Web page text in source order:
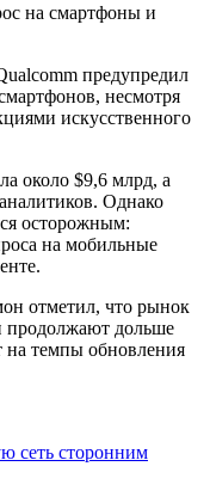
предупредил
несмотря
искусственного
около $9,6 млрд, а
Однако
осторожным:
на мобильные
отметил, что рынок
продолжают дольше
на темпы обновления
сеть сторонним